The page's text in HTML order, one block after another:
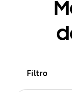
Filtro